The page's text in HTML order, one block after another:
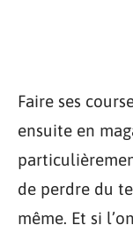
Faire ses
ensuite en
de perdre du
même. Et si